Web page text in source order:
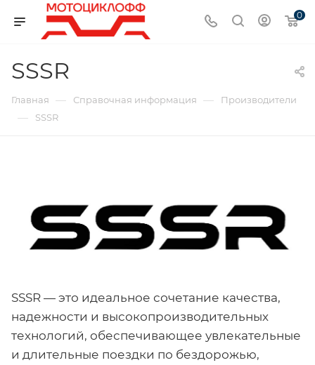
0
SSSR
Главная — Справочная информация — Производители
— SSSR
SSSR — это идеальное сочетание качества,
надежности и высокопроизводительных
технологий, обеспечивающее увлекательные
и длительные поездки по бездорожью,